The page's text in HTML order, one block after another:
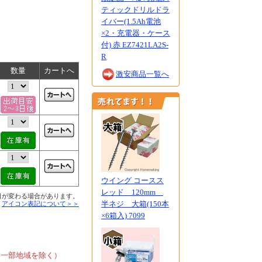
数量 カートへ
変わる場合があります。
アイコン表記について＞＞
部地域を除く）
ティックドリルドラ
イバー(1.5Ah電池
×2・充電器・ケース
付) 赤 EZ7421LA2S-
R
激安商品一覧へ
ウイング コースス
レッド 120mm
半ネジ 大箱(150本
×6箱入) 7099